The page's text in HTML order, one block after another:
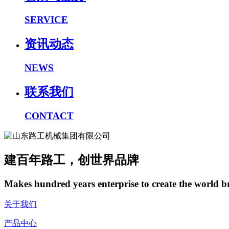
SERVICE
资讯动态
NEWS
联系我们
CONTACT
建百年路工，创世界品牌
Makes hundred years enterprise to create the world
关于我们
产品中心